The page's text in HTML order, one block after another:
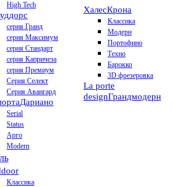
High Tech
серия Гранд
серия Максимум
серия Стандарт
серия Капричеза
серия Премиум
Серия Селект
Серия Авангард
Дариано
Serial
Status
Арго
Modern
ХалесКрона
Классика
Модерн
Портофино
Техно
Барокко
3D фрезеровка
La porte
designГрандмодерн
Классика